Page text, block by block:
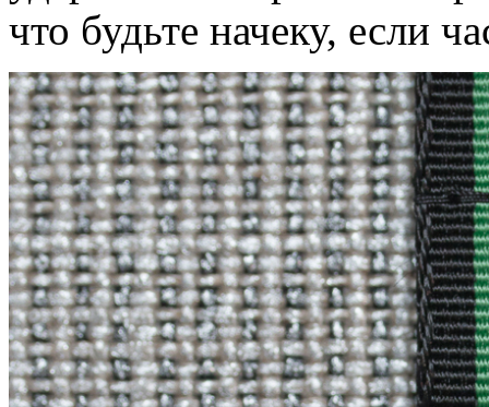
что будьте начеку, если